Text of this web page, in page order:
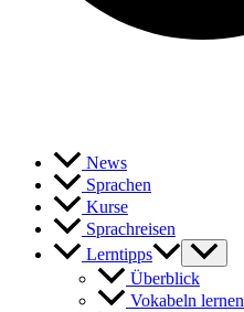
News
Sprachen
Kurse
Sprachreisen
Lerntipps
Überblick
Vokabeln lernen